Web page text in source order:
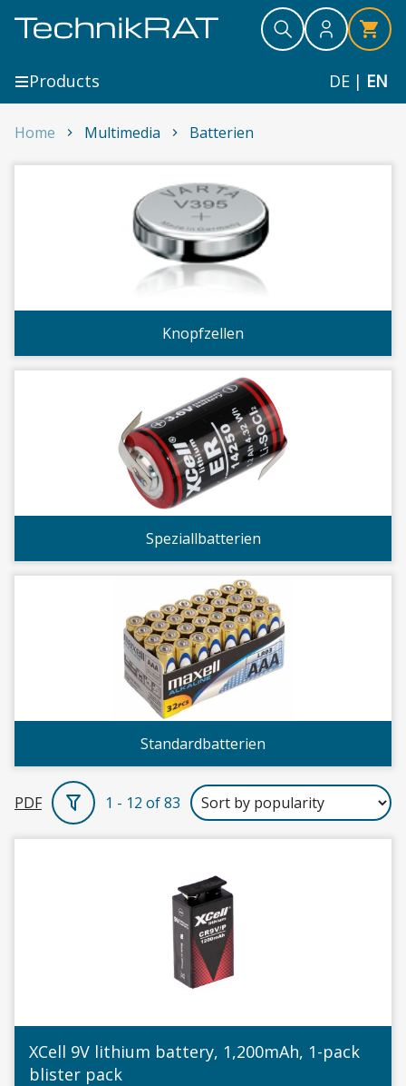
Search
Search
Search
DE | EN
Products
Home Multimedia Batterien
Knopfzellen
Speziallbatterien
Standardbatterien
PDF 1 - 12 of 83
XCell 9V lithium battery, 1,200mAh, 1-pack
blister pack